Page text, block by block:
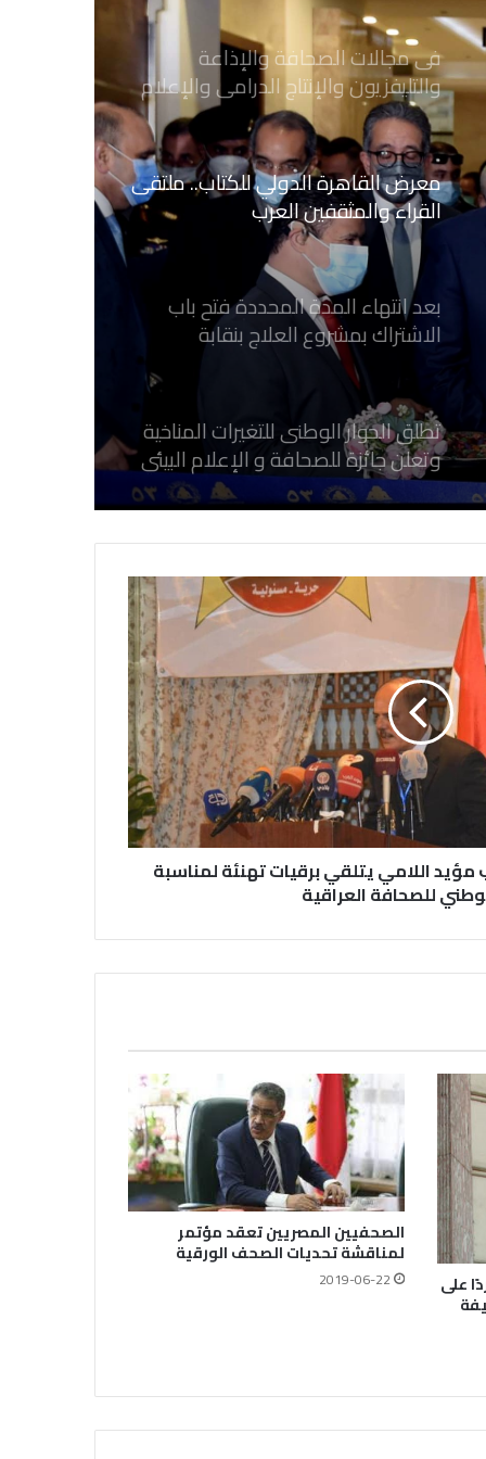
فى مجالات الصحافة والإذاعة
والتليفزيون والإنتاج الدرامى والإعلام
الرقمي
معرض القاهرة الدولي للكتاب.. ملتقى
القراء والمثقفين العرب
بعد انتهاء المدة المحددة فتح باب
الاشتراك بمشروع العلاج بنقابة
الصحفيين المصريين
تطلق الحوار الوطنى للتغيرات المناخية
وتعلن جائزة للصحافة و الإعلام ‎البيئي
عن التغيرات المناخية
نقابة الصحفيين العراقيين تستقبل طلبة
كلية الإعلام بجامعة المستقبل في بابل
في احتفالية عيد الصحافة النجفية
بمناسبة مرور ١١٢ عاما على صدور أول
صحيفة (العلم)
في عيد الصحافة العراقية تحية لكل
الصحفيين ولأرواح شهداء الصحافة
رئيس العراق ومجلس الوزراء والنواب
العراقيين
يطالب السلطات السودانية بالإفراج
الفوري عن الزميل الصحفي اسحق
احمد فضل الله
يدعو الى دعم القضية الفلسطينية
وحقوق الشعب الفلسطيني
معرض القاهرة الدولي للكتاب.. ملتقى
مؤيد اللامي يتلقي برقيات تهنئة لمناسبة
للصحافة العراقية
على
الصحفيين المصريين تعقد مؤتمر
لمناقشة تحديات الصحف الورقية
2019-06-22